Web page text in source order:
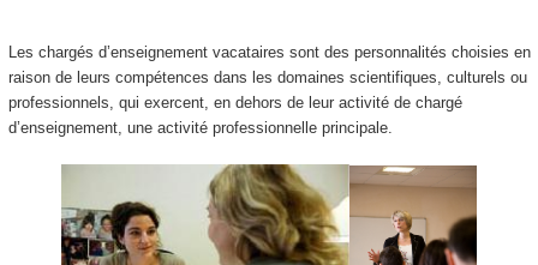
Les chargés d’enseignement vacataires sont des personnalités choisies en
raison de leurs compétences dans les domaines scientifiques, culturels ou
professionnels, qui exercent, en dehors de leur activité de chargé
d’enseignement, une activité professionnelle principale.